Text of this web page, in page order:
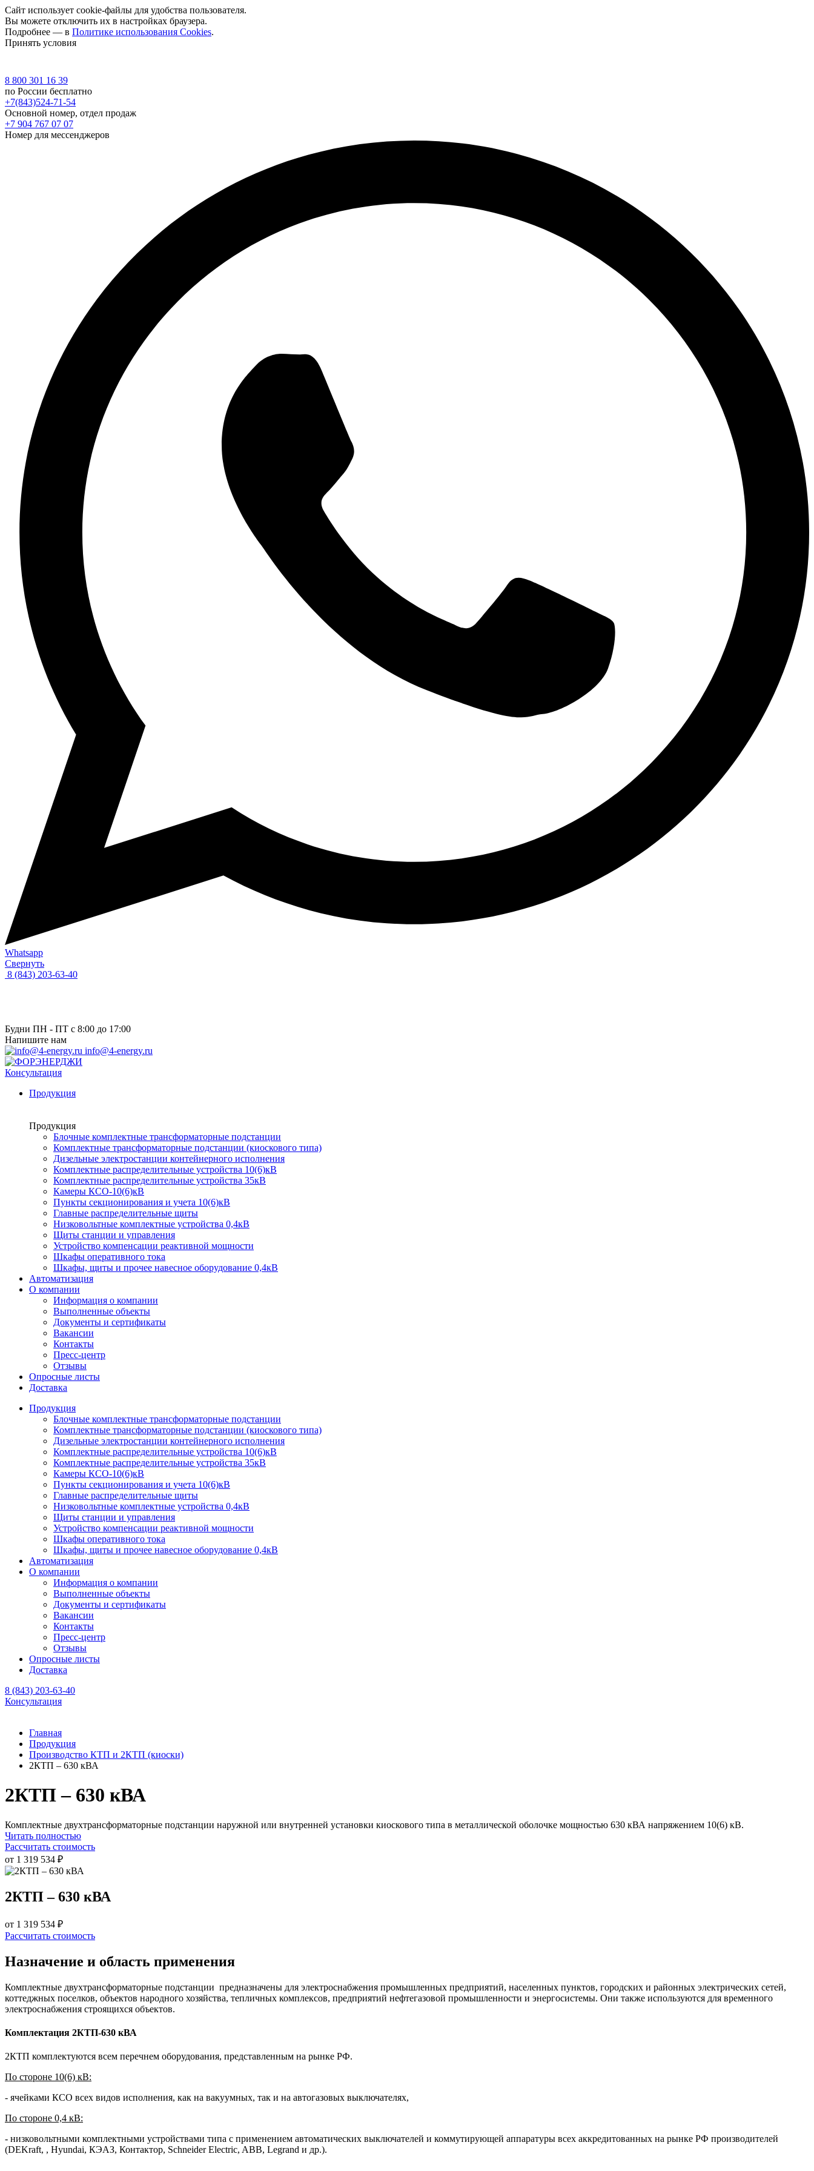
Сайт использует cookie-файлы для удобства пользователя.
Вы можете отключить их в настройках браузера.
Подробнее — в Политике использования Cookies.
Принять условия
8 800 301 16 39
по России бесплатно
+7(843)524-71-54
Основной номер, отдел продаж
+7 904 767 07 07
Номер для мессенджеров
Whatsapp
Свернуть
8 (843) 203-63-40
Будни ПН - ПТ с 8:00 до 17:00
Напишите нам
info@4-energy.ru
Консультация
Продукция
Продукция
Блочные комплектные трансформаторные подстанции
Комплектные трансформаторные подстанции (киоскового типа)
Дизельные электростанции контейнерного исполнения
Комплектные распределительные устройства 10(6)кВ
Комплектные распределительные устройства 35кВ
Камеры КСО-10(6)кВ
Пункты секционирования и учета 10(6)кВ
Главные распределительные щиты
Низковольтные комплектные устройства 0,4кВ
Щиты станции и управления
Устройство компенсации реактивной мощности
Шкафы оперативного тока
Шкафы, щиты и прочее навесное оборудование 0,4кВ
Автоматизация
О компании
Информация о компании
Выполненные объекты
Документы и сертификаты
Вакансии
Контакты
Пресс-центр
Отзывы
Опросные листы
Доставка
Продукция
Блочные комплектные трансформаторные подстанции
Комплектные трансформаторные подстанции (киоскового типа)
Дизельные электростанции контейнерного исполнения
Комплектные распределительные устройства 10(6)кВ
Комплектные распределительные устройства 35кВ
Камеры КСО-10(6)кВ
Пункты секционирования и учета 10(6)кВ
Главные распределительные щиты
Низковольтные комплектные устройства 0,4кВ
Щиты станции и управления
Устройство компенсации реактивной мощности
Шкафы оперативного тока
Шкафы, щиты и прочее навесное оборудование 0,4кВ
Автоматизация
О компании
Информация о компании
Выполненные объекты
Документы и сертификаты
Вакансии
Контакты
Пресс-центр
Отзывы
Опросные листы
Доставка
8 (843) 203-63-40
Консультация
Главная
Продукция
Производство КТП и 2КТП (киоски)
2КТП – 630 кВА
2КТП – 630 кВА
Комплектные двухтрансформаторные подстанции наружной или внутренней установки киоскового типа в металлической оболочке мощностью 630 кВА напряжением 10(6) кВ.
Читать полностью
Рассчитать стоимость
от 1 319 534 ₽
2КТП – 630 кВА
от 1 319 534 ₽
Рассчитать стоимость
Назначение и область применения
Комплектные двухтрансформаторные подстанции предназначены для электроснабжения промышленных предприятий, населенных пунктов, городских и районных электрических сетей,
коттеджных поселков, объектов народного хозяйства, тепличных комплексов, предприятий нефтегазовой промышленности и энергосистемы. Они также используются для временного
электроснабжения строящихся объектов.
Комплектация 2КТП-630 кВА
2КТП комплектуются всем перечнем оборудования, представленным на рынке РФ.
По стороне 10(6) кВ:
- ячейками КСО всех видов исполнения, как на вакуумных, так и на автогазовых выключателях,
По стороне 0,4 кВ:
- низковольтными комплектными устройствами типа с применением автоматических выключателей и коммутирующей аппаратуры всех аккредитованных на рынке РФ производителей
(DEKraft, , Hyundai, КЭАЗ, Контактор, Schneider Electric, ABB, Legrand и др.).